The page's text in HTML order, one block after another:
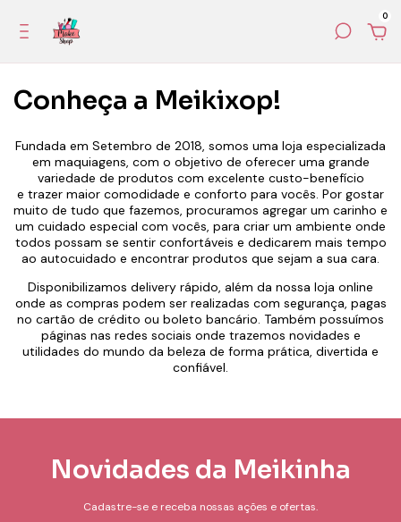
0
Conheça a Meikixop!
Fundada em Setembro de 2018, somos uma loja especializada
em maquiagens, com o objetivo de oferecer uma grande
variedade de produtos com excelente custo-benefício
e trazer maior comodidade e conforto para vocês. Por gostar
muito de tudo que fazemos, procuramos agregar um carinho e
um cuidado especial com vocês, para criar um ambiente onde
todos possam se sentir confortáveis e dedicarem mais tempo
ao autocuidado e encontrar produtos que sejam a sua cara.
Disponibilizamos delivery rápido, além da nossa loja online
onde as compras podem ser realizadas com segurança, pagas
no cartão de crédito ou boleto bancário. Também possuímos
páginas nas redes sociais onde trazemos novidades e
utilidades do mundo da beleza de forma prática, divertida e
confiável.
Novidades da Meikinha
Cadastre-se e receba nossas ações e ofertas.